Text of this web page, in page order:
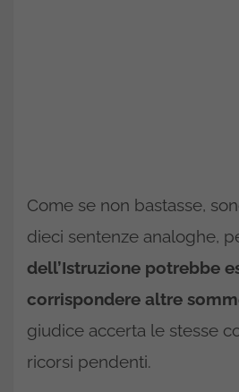
Come se non bastasse,
dieci sentenze analoghe,
dell’Istruzione potrebbe
corrispondere altre
giudice accerta le stesse
ricorsi pendenti.